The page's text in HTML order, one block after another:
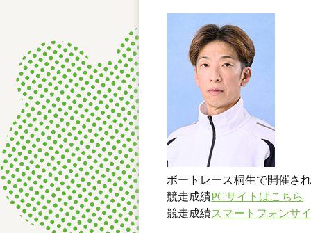
ボートレース桐生で開催さ
競走成績PCサイトはこちら
競走成績スマートフォンサ